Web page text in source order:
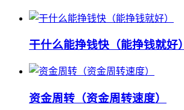
干什么能挣钱快（能挣钱就好）
资金周转（资金周转速度）